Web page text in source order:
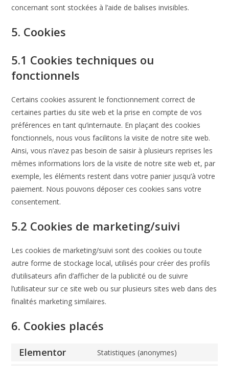
concernant sont stockées à l’aide de balises invisibles.
5. Cookies
5.1 Cookies techniques ou
fonctionnels
Certains cookies assurent le fonctionnement correct de
certaines parties du site web et la prise en compte de vos
préférences en tant qu’internaute. En plaçant des cookies
fonctionnels, nous vous facilitons la visite de notre site web.
Ainsi, vous n’avez pas besoin de saisir à plusieurs reprises les
mêmes informations lors de la visite de notre site web et, par
exemple, les éléments restent dans votre panier jusqu’à votre
paiement. Nous pouvons déposer ces cookies sans votre
consentement.
5.2 Cookies de marketing/suivi
Les cookies de marketing/suivi sont des cookies ou toute
autre forme de stockage local, utilisés pour créer des profils
d’utilisateurs afin d’afficher de la publicité ou de suivre
l’utilisateur sur ce site web ou sur plusieurs sites web dans des
finalités marketing similaires.
6. Cookies placés
Elementor Statistiques (anonymes)